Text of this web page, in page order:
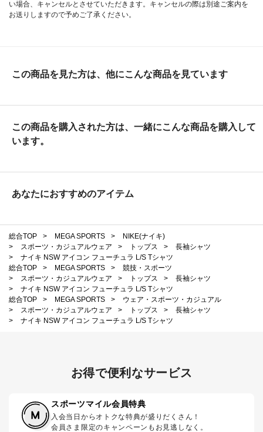
い場合、キャンセルとさせていただきます。キャンセルの際は別途ご案内を
お送りしますので予めご了承ください。
この商品を見た方は、他にこんな商品を見ています
この商品を購入された方は、一緒にこんな商品を購入して
います。
あなたにおすすめのアイテム
総合TOP > MEGA SPORTS >
NIKE(ナイキ)
>
スポーツ・カジュアルウェア > トップス >
長袖シャツ
>
ナイキ NSW アイコン フューチュラ L/S Tシャツ
総合TOP
> MEGA SPORTS >
競技・スポーツ
>
スポーツ・カジュアルウェア > トップス >
長袖シャツ
>
ナイキ NSW アイコン フューチュラ L/S Tシャツ
総合TOP
> MEGA SPORTS >
ウェア・スポーツ・カジュアル
>
スポーツ・カジュアルウェア > トップス >
長袖シャツ
>
ナイキ NSW アイコン フューチュラ L/S Tシャツ
お得で便利なサービス
スポーツマイル会員特典
入会当日からオトクな特典が盛りだくさん！
会員さま限定のキャンペーンもお見逃しなく。